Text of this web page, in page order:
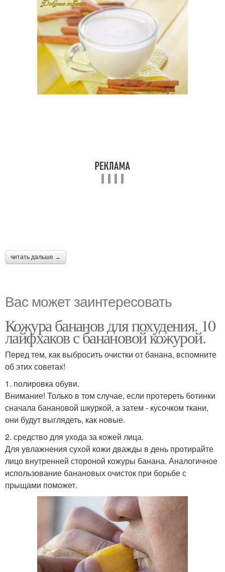
читать дальше →
Вас может заинтересовать
Кожура бананов для похудения. 10
лайфхаков с банановой кожурой.
Перед тем, как выбросить очистки от банана, вспомните
об этих советах!
1. полировка обуви.
Внимание! Только в том случае, если протереть ботинки
сначала банановой шкуркой, а затем - кусочком ткани,
они будут выглядеть, как новые.
2. средство для ухода за кожей лица.
Для увлажнения сухой кожи дважды в день протирайте
лицо внутренней стороной кожуры банана. Аналогичное
использование банановых очисток при борьбе с
прыщами поможет.